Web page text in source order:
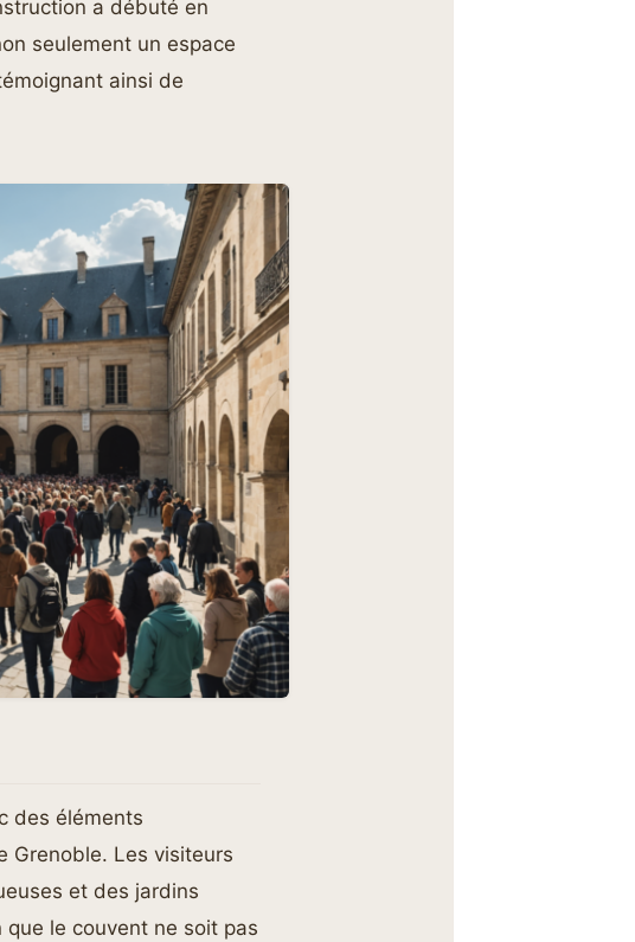
a débuté en
seulement un espace
ainsi de
des éléments
Grenoble. Les visiteurs
et des jardins
le couvent ne soit pas